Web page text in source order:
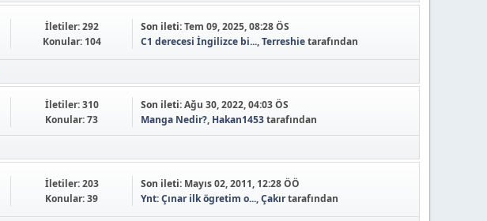
İletiler: 292
Konular: 104
Son ileti:Tem 09, 2025, 08:28 ÖS
C1 derecesi İngilizce bi...,Terreshietarafından
İletiler: 310
Konular: 73
Son ileti:Ağu 30, 2022, 04:03 ÖS
Manga Nedir?, Hakan1453tarafından
İletiler: 203
Konular: 39
Son ileti: Mayıs 02, 2011, 12:28 ÖÖ
Ynt: Çınar ilk ögretim o...,Çakırtarafından